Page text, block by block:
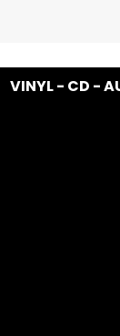
VINYL - CD -